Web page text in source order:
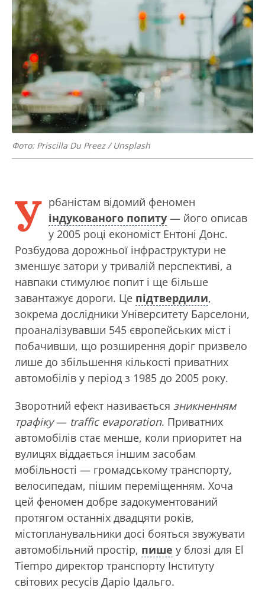
Фото: Priscilla Du Preez / Unsplash
У рбаністам відомий феномен
індукованого попиту — його описав
у 2005 році економіст Ентоні Донс.
Розбудова дорожньої інфраструктури не
зменшує затори у тривалій перспективі, а
навпаки стимулює попит і ще більше
завантажує дороги. Це підтвердили,
зокрема дослідники Університету Барселони,
проаналізувавши 545 європейських міст і
побачивши, що розширення доріг призвело
лише до збільшення кількості приватних
автомобілів у період з 1985 до 2005 року.
Зворотний ефект називається зникненням
трафіку— traffic evaporation. Приватних
автомобілів стає менше, коли приоритет на
вулицях віддається іншим засобам
мобільності — громадському транспорту,
велосипедам, пішим переміщенням. Хоча
цей феномен добре задокументований
протягом останніх двадцяти років,
містопланувальники досі бояться звужувати
автомобільний простір, пише у блозі для El
Tiempo директор транспорту Інституту
світових ресусів Даріо Ідальго.